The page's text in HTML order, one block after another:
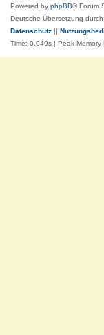
Powered by phpBB® Forum
Deutsche Übersetzung durch
Datenschutz ||
Time: 0.049s | Peak